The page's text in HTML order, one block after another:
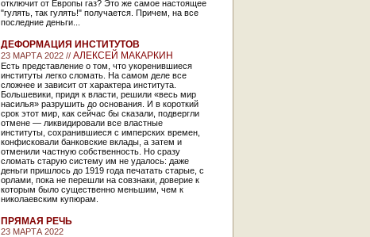
отключит от Европы газ? Это же самое настоящее
"гулять, так гулять!" получается. Причем, на все
последние деньги...
ДЕФОРМАЦИЯ ИНСТИТУТОВ
23 МАРТА 2022 // АЛЕКСЕЙ МАКАРКИН
Есть представление о том, что укоренившиеся
институты легко сломать. На самом деле все
сложнее и зависит от характера института.
Большевики, придя к власти, решили «весь мир
насилья» разрушить до основания. И в короткий
срок этот мир, как сейчас бы сказали, подвергли
отмене — ликвидировали все властные
институты, сохранившиеся с имперских времен,
конфисковали банковские вклады, а затем и
отменили частную собственность. Но сразу
сломать старую систему им не удалось: даже
деньги пришлось до 1919 года печатать старые, с
орлами, пока не перешли на совзнаки, доверие к
которым было существенно меньшим, чем к
николаевским купюрам.
ПРЯМАЯ РЕЧЬ
23 МАРТА 2022